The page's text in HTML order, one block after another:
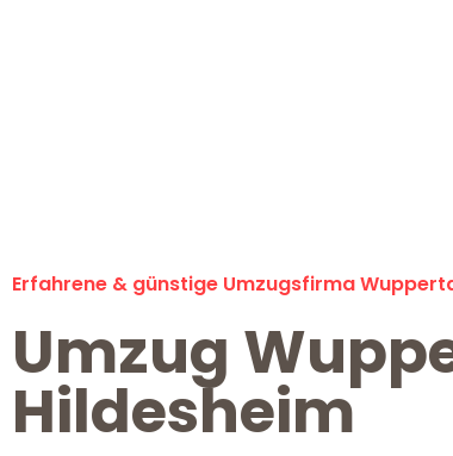
Erfahrene & günstige Umzugsfirma
Umzug
Hildesheim